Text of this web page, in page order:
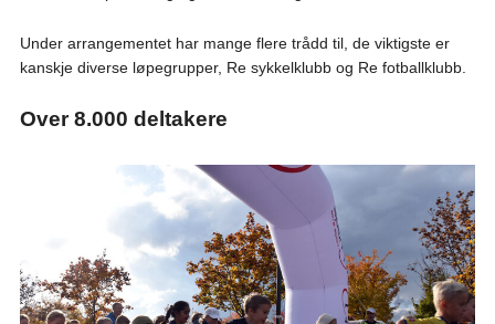
Under arrangementet har mange flere trådd til, de viktigste er
kanskje diverse løpegrupper, Re sykkelklubb og Re fotballklubb.
Over 8.000 deltakere